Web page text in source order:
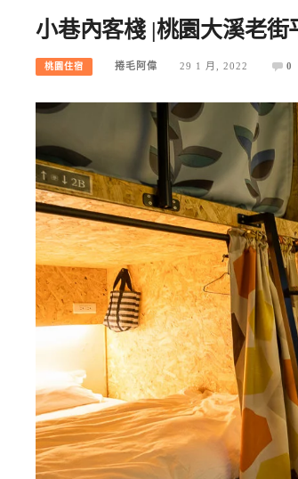
小巷內客棧 |桃園大溪老
桃園住宿 捲毛阿偉 29 1 月, 2022 0